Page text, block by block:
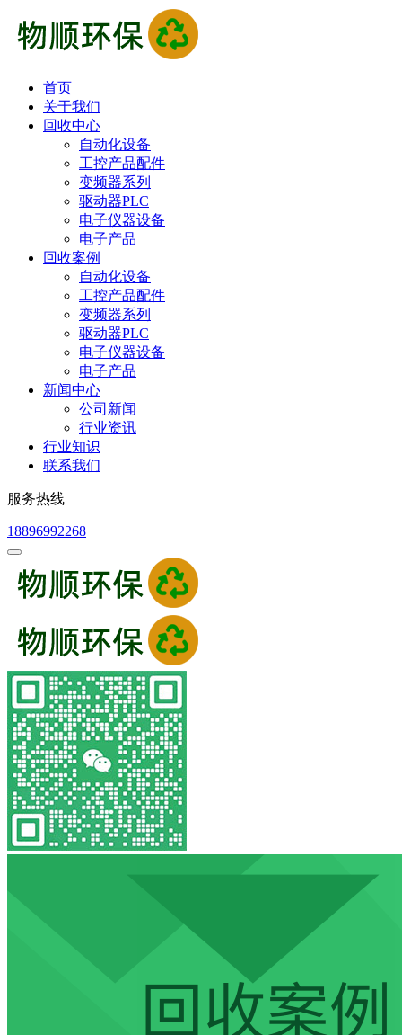
首页
关于我们
回收中心
自动化设备
工控产品配件
变频器系列
驱动器PLC
电子仪器设备
电子产品
回收案例
自动化设备
工控产品配件
变频器系列
驱动器PLC
电子仪器设备
电子产品
新闻中心
公司新闻
行业资讯
行业知识
联系我们
服务热线
18896992268